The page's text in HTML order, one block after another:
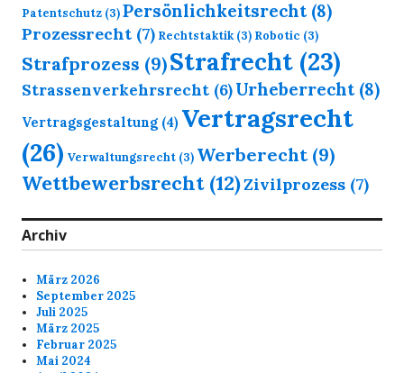
Patentschutz (3)Persönlichkeitsrecht(8)
Prozessrecht (7) Rechtstaktik(3) Robotic (3)
Strafprozess (9)Strafrecht (23)
Strassenverkehrsrecht (6)Urheberrecht(8)
Vertragsgestaltung (4) Vertragsrecht
(26) Verwaltungsrecht (3) Werberecht(9)
Wettbewerbsrecht(12)Zivilprozess (7)
Archiv
März 2026
September 2025
Juli 2025
März 2025
Februar 2025
Mai 2024